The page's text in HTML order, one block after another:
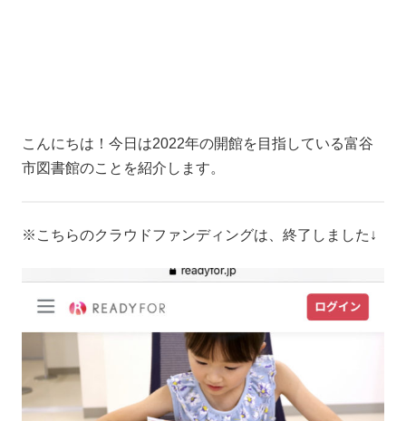
こんにちは！今日は2022年の開館を目指している富谷
市図書館のことを紹介します。
※こちらのクラウドファンディングは、終了しました↓